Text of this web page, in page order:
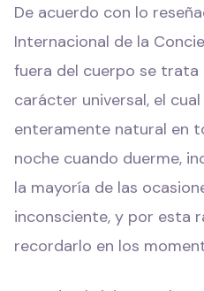
De acuerdo con lo
Internacional de la
fuera del cuerpo se trata
carácter universal, el
enteramente natural en
noche cuando duerme,
la mayoría de las
inconsciente, y por esta
recordarlo en los